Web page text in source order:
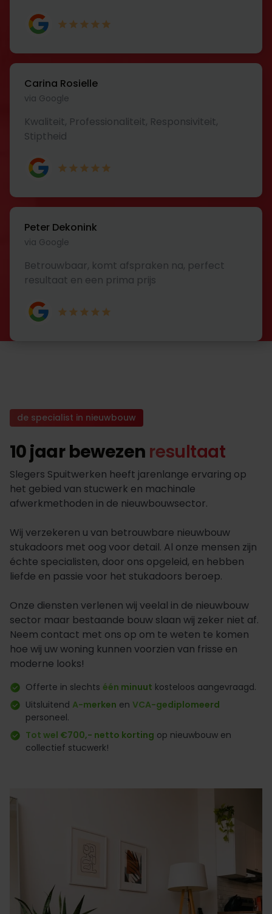
Carina Rosielle
via Google
Kwaliteit, Professionaliteit, Responsiviteit,
Stiptheid
Peter Dekonink
via Google
Betrouwbaar, komt afspraken na, perfect
resultaat en een prima prijs
de specialist in nieuwbouw
10 jaar bewezen resultaat
Slegers Spuitwerken heeft jarenlange ervaring op
het gebied van stucwerk en machinale
afwerkmethoden in de nieuwbouwsector.
Wij verzekeren u van betrouwbare nieuwbouw
stukadoors met oog voor detail. Al onze mensen zijn
échte specialisten, door ons opgeleid, en hebben
liefde en passie voor het stukadoors beroep.
Onze diensten verlenen wij veelal in de nieuwbouw
sector maar bestaande bouw slaan wij zeker niet af.
Neem contact met ons op om te weten te komen
hoe wij uw woning kunnen voorzien van frisse en
moderne looks!
Offerte in slechts één minuut kosteloos aangevraagd.
Uitsluitend A-merken en VCA-gediplomeerd
personeel.
Tot wel €700,- netto korting op nieuwbouw en
collectief stucwerk!